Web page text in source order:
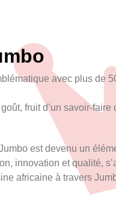
avec plus de
fruit d’un savoir-
est devenu un
innovation et qualité,
africaine à travers